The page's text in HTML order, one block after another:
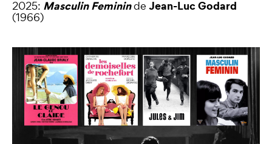
2025: MasculinFemininde Jean-Luc Godard
(1966)